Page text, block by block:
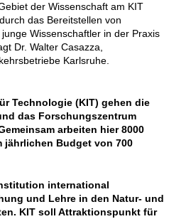
der Wissenschaft am KIT
das Bereitstellen von
Wissenschaftler in der Praxis
Dr. Walter Casazza,
Karlsruhe.
Technologie (KIT) gehen die
das Forschungszentrum
arbeiten hier 8000
jährlichen Budget von 700
international
und Lehre in den Natur- und
KIT soll Attraktionspunkt für